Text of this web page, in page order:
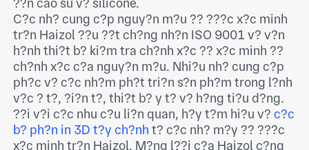
??n cao su v? silicone.
C?c nh? cung c?p nguy?n m?u ?? ???c x?c minh
tr?n Haizol ??u ??t ch?ng nh?n ISO 9001 v? v?n
h?nh thi?t b? ki?m tra ch?nh x?c ?? x?c minh ??
ch?nh x?c c?a nguy?n m?u. Nhi?u nh? cung c?p
ph?c v? c?c nh?m ph?t tri?n s?n ph?m trong l?nh
v?c ? t?, ?i?n t?, thi?t b? y t? v? h?ng ti?u d?ng.
??i v?i c?c nhu c?u li?n quan, h?y t?m hi?u v? c?c
b? ph?n in 3D t?y ch?nh t? c?c nh? m?y ?? ???c
x?c minh tr?n Haizol. M?ng l??i c?a Haizol c?ng